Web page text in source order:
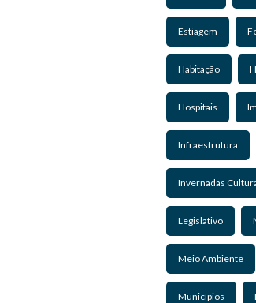
Estiagem
Habitação
Hospitais
Infraestrutura
Invernadas
Legislativo
Meio Ambiente
Municípios